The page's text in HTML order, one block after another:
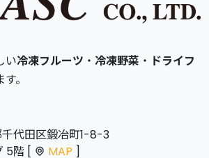
い冷凍フルーツ ・ 冷凍野菜 ・ ドライフ
。
代田区鍛冶町1-8-3
5階 [
MAP ]